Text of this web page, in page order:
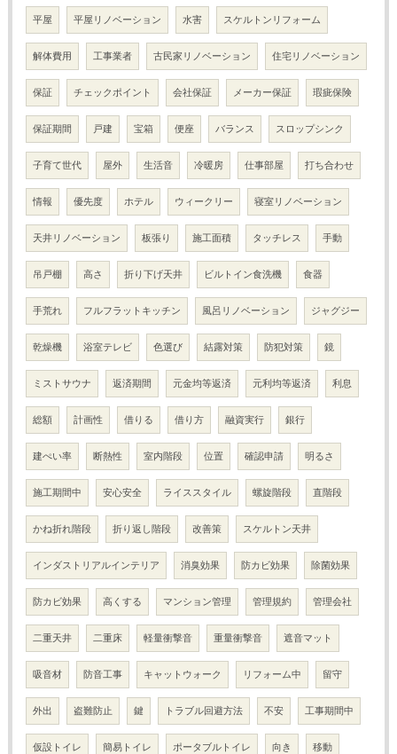
平屋 平屋リノベーション 水害 スケルトンリフォーム
解体費用 工事業者 古民家リノベーション 住宅リノベーション
保証 チェックポイント 会社保証 メーカー保証 瑕疵保険
保証期間 戸建 宝箱 便座 バランス スロップシンク
子育て世代 屋外 生活音 冷暖房 仕事部屋 打ち合わせ
情報 優先度 ホテル ウィークリー 寝室リノベーション
天井リノベーション 板張り 施工面積 タッチレス 手動
吊戸棚 高さ 折り下げ天井 ビルトイン食洗機 食器
手荒れ フルフラットキッチン 風呂リノベーション ジャグジー
乾燥機 浴室テレビ 色選び 結露対策 防犯対策 鏡
ミストサウナ 返済期間 元金均等返済 元利均等返済 利息
総額 計画性 借りる 借り方 融資実行 銀行
建ぺい率 断熱性 室内階段 位置 確認申請 明るさ
施工期間中 安心安全 ライススタイル 螺旋階段 直階段
かね折れ階段 折り返し階段 改善策 スケルトン天井
インダストリアルインテリア 消臭効果 防カビ効果 除菌効果
防カビ効果 高くする マンション管理 管理規約 管理会社
二重天井 二重床 軽量衝撃音 重量衝撃音 遮音マット
吸音材 防音工事 キャットウォーク リフォーム中 留守
外出 盗難防止 鍵 トラブル回避方法 不安 工事期間中
仮設トイレ 簡易トイレ ポータブルトイレ 向き 移動